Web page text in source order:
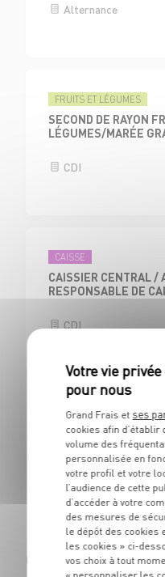
Alternance
FRUITS ET LÉGUMES
SECOND DE RAYON
LÉGUMES/MARÉE
CDI
CAISSE
CAISSIER CENTRAL /
RESPONSABLE DE
CDI
BOUCHERIE
BOUCHER - H/F
CDI
Cagnes-sur-Mer
Grand Frais et ses
cookies afin
volume des
personnalisée en
votre profil et votre
l’audience de cette
d’accéder à votre
des mesures de
le dépôt des cookies
les cookies » ci-
vos choix à tout